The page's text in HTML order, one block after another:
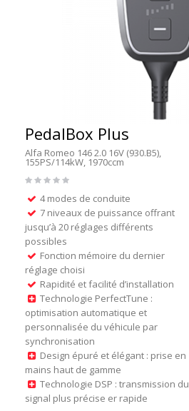
PedalBox Plus
Alfa Romeo 146 2.0 16V (930.B5),
155PS/114kW, 1970ccm
4 modes de conduite
7 niveaux de puissance offrant
jusqu’à 20 réglages différents
possibles
Fonction mémoire du dernier
réglage choisi
Rapidité et facilité d’installation
Technologie PerfectTune :
optimisation automatique et
personnalisée du véhicule par
synchronisation
Design épuré et élégant : prise en
mains haut de gamme
Technologie DSP : transmission du
signal plus précise er rapide